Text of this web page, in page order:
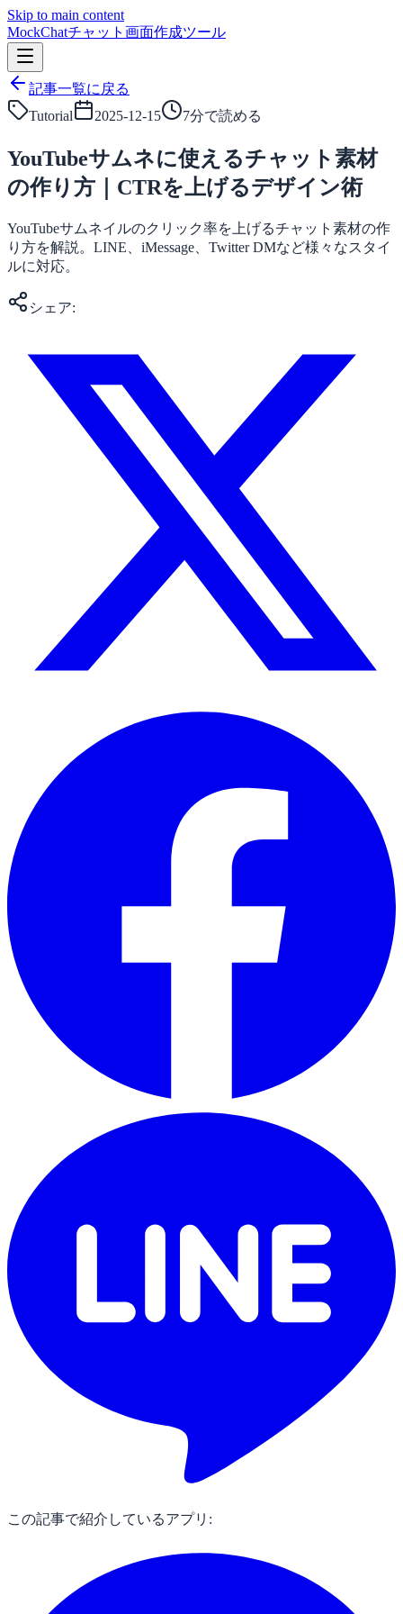
Skip to main content
MockChatチャット画面作成ツール
記事一覧に戻る
Tutorial
2025-12-15 7分で読める
YouTubeサムネに使えるチャット素材
の作り方｜CTRを上げるデザイン術
YouTubeサムネイルのクリック率を上げるチャット素材の作
り方を解説。LINE、iMessage、Twitter DMなど様々なスタイ
ルに対応。
シェア:
この記事で紹介しているアプリ: